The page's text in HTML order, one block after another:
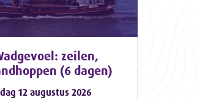
zeilen,
(6 dagen)
12 augustus 2026